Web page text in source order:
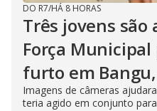
DO R7/HÁ 8 HORAS
Três jovens são
Força
furto em
Imagens de câmeras
teria agido em conjunto